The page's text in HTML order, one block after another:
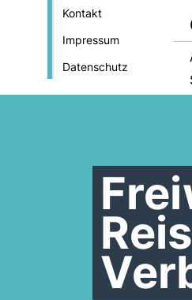
Kontakt
Impressum
Datenschutz